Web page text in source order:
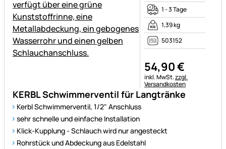
KERBL Schwimmerventil für Langtränke
Kerbl Schwimmerventil, 1/2" Anschluss
sehr schnelle und einfache Installation
Klick-Kupplung - Schlauch wird nur angesteckt
Rohrstück und Abdeckung aus Edelstahl
1 - 3 Tage
1,39 kg
503152
54,90€
Steuerhinweis:
inkl. MwSt.zzgl.
Versandkosten